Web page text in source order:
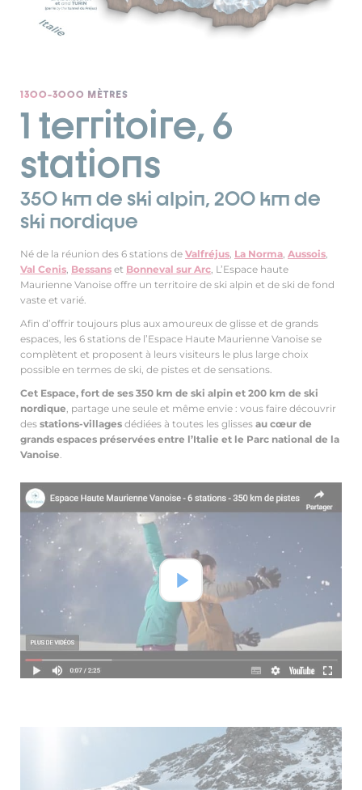
1300-3000 MÈTRES
1 territoire, 6
stations
350 km de ski alpin, 200 km de
ski nordique
Né de la réunion des 6 stations de Valfréjus, La Norma, Aussois,
Val Cenis, Bessans et Bonneval sur Arc, L’Espace haute
Maurienne Vanoise offre un territoire de ski alpin et de ski de fond
vaste et varié.
Afin d’offrir toujours plus aux amoureux de glisse et de grands
espaces, les 6 stations de l’Espace Haute Maurienne Vanoise se
complètent et proposent à leurs visiteurs le plus large choix
possible en termes de ski, de pistes et de sensations.
Cet Espace, fort de ses 350 km de ski alpin et 200 km de ski
nordique, partage une seule et même envie : vous faire découvrir
des stations-villages dédiées à toutes les glisses au cœur de
grands espaces préservées entre l’Italie et le Parc national de la
Vanoise.